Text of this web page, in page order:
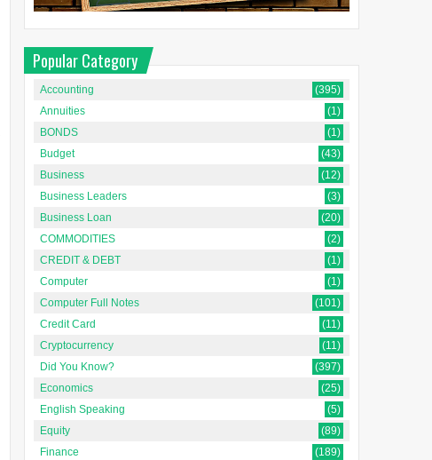
Popular Category
Accounting
(395)
Annuities
(1)
BONDS
(1)
Budget
(43)
Business
(12)
Business Leaders
(3)
Business Loan
(20)
COMMODITIES
(2)
CREDIT & DEBT
(1)
Computer
(1)
Computer Full Notes
(101)
Credit Card
(11)
Cryptocurrency
(11)
Did You Know?
(397)
Economics
(25)
English Speaking
(5)
Equity
(89)
Finance
(189)